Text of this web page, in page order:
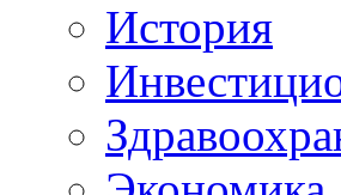
История